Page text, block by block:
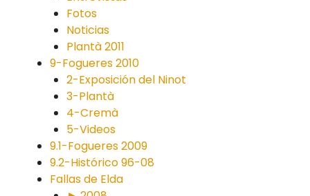
Fotos
Noticias
Plantà 2011
9-Fogueres 2010
2-Exposición del Ninot
3-Plantà
4-Cremà
5-Videos
9.1-Fogueres 2009
9.2-Histórico 96-08
Fallas de Elda